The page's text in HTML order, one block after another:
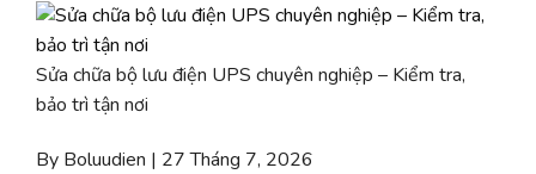
Sửa chữa bộ lưu điện UPS chuyên nghiệp – Kiểm tra,
bảo trì tận nơi
By Boluudien | 27 Tháng 7, 2026